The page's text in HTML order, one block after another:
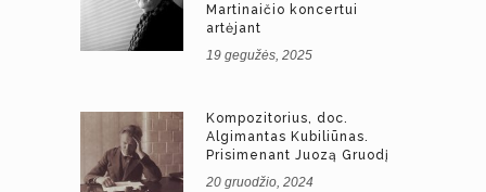
Martinaičio koncertui
artėjant
19 gegužės, 2025
Kompozitorius, doc.
Algimantas Kubiliūnas.
Prisimenant Juozą Gruodį
20 gruodžio, 2024